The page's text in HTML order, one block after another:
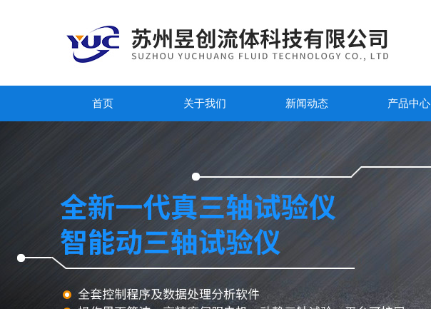
首页 关于我们 新闻动态 产品中心